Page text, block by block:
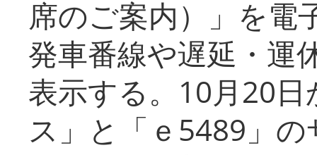
席のご案内）」を電
発車番線や遅延・運
表示する。10月20
ス」と「ｅ5489」